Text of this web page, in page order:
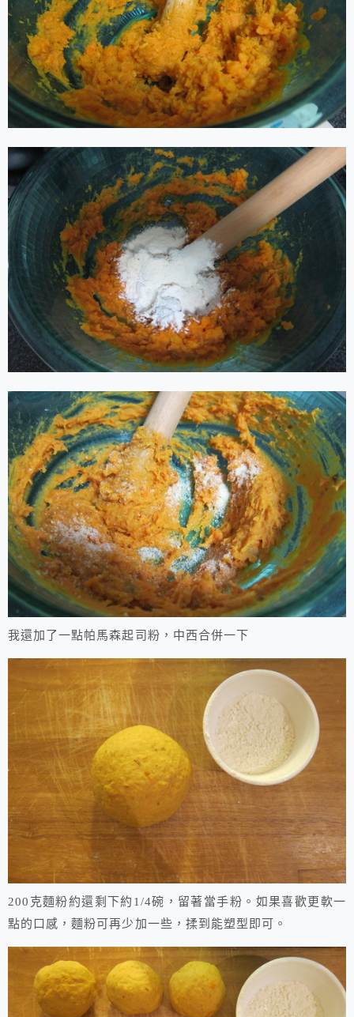
我還加了一點帕馬森起司粉，中西合併一下
200克麵粉約還剩下約1/4碗，留著當手粉。如果喜歡更軟一
點的口感，麵粉可再少加一些，揉到能塑型即可。